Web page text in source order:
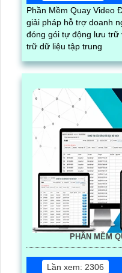
Phần Mềm Quay Video
giải pháp hỗ trợ doanh
đóng gói tự động lưu trữ
trữ dữ liệu tập trung
PHẦN MỀM
Lần xem: 2306